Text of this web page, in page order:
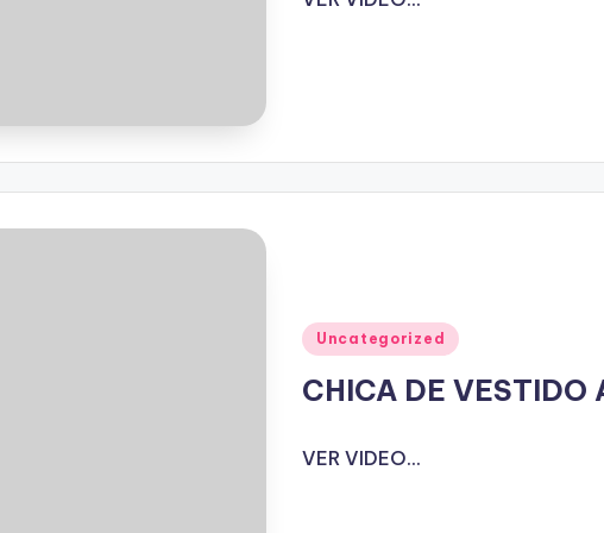
Publicado
Uncategorized
CHICA DE VESTIDO
VER VIDEO...